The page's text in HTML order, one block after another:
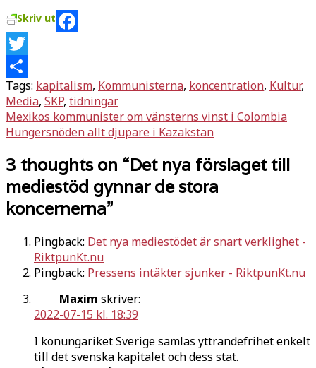
Skriv ut
Facebook
Twitter
Dela
Tags: kapitalism, Kommunisterna, koncentration, Kultur,
Media, SKP, tidningar
Inläggsnavigering
Mexikos kommunister om vänsterns vinst i Colombia
Hungersnöden allt djupare i Kazakstan
3 thoughts on “Det nya förslaget till
mediestöd gynnar de stora
koncernerna”
Pingback: Det nya mediestödet är snart verklighet -
RiktpunKt.nu
Pingback: Pressens intäkter sjunker - RiktpunKt.nu
Maxim skriver:
2022-07-15 kl. 18:39
I konungariket Sverige samlas yttrandefrihet enkelt
till det svenska kapitalet och dess stat.